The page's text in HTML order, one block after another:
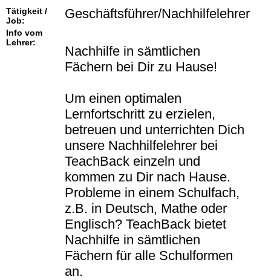
Tätigkeit /
Job:
Geschäftsführer/Nachhilfelehrer
Info vom
Lehrer:
Nachhilfe in sämtlichen
Fächern bei Dir zu Hause!
Um einen optimalen
Lernfortschritt zu erzielen,
betreuen und unterrichten Dich
unsere Nachhilfelehrer bei
TeachBack einzeln und
kommen zu Dir nach Hause.
Probleme in einem Schulfach,
z.B. in Deutsch, Mathe oder
Englisch? TeachBack bietet
Nachhilfe in sämtlichen
Fächern für alle Schulformen
an.